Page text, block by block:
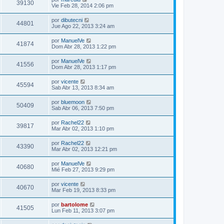
39130
Vie Feb 28, 2014 2:06 pm
44801 por dibutecni
Jue Ago 22, 2013 3:24 am
41874 por ManuelVe
Dom Abr 28, 2013 1:22 pm
41556 por ManuelVe
Dom Abr 28, 2013 1:17 pm
45594 por vicente
Sab Abr 13, 2013 8:34 am
50409 por bluemoon
Sab Abr 06, 2013 7:50 pm
39817 por Rachel22
Mar Abr 02, 2013 1:10 pm
43390 por Rachel22
Mar Abr 02, 2013 12:21 pm
40680 por ManuelVe
Mié Feb 27, 2013 9:29 pm
40670 por vicente
Mar Feb 19, 2013 8:33 pm
41505 por bartolome
Lun Feb 11, 2013 3:07 pm